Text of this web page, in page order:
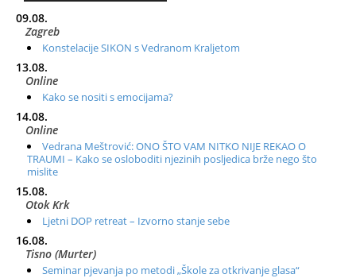
09.08.
Zagreb
Konstelacije SIKON s Vedranom Kraljetom
13.08.
Online
Kako se nositi s emocijama?
14.08.
Online
Vedrana Meštrović: ONO ŠTO VAM NITKO NIJE REKAO O
TRAUMI – Kako se osloboditi njezinih posljedica brže nego što
mislite
15.08.
Otok Krk
Ljetni DOP retreat – Izvorno stanje sebe
16.08.
Tisno (Murter)
Seminar pjevanja po metodi „Škole za otkrivanje glasa“